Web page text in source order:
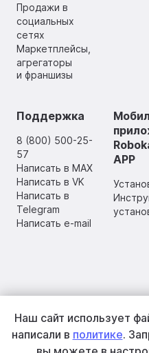
Продажи в
социальных
сетях
Маркетплейсы,
агрегаторы
и франшизы
Поддержка
8 (800) 500-25-
57
Написать в MAX
Написать в VK
Написать в
Telegram
Написать e-mail
APP
Наш сайт использует
написали в политике.